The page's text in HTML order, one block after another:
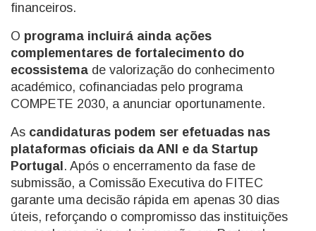
financeiros.
O programa incluirá ainda ações
complementares de fortalecimento do
ecossistema de valorização do conhecimento
académico, cofinanciadas pelo programa
COMPETE 2030, a anunciar oportunamente.
As candidaturas podem ser efetuadas nas
plataformas oficiais da ANI e da Startup
Portugal . Após o encerramento da fase de
submissão, a Comissão Executiva do FITEC
garante uma decisão rápida em apenas 30 dias
úteis, reforçando o compromisso das instituições